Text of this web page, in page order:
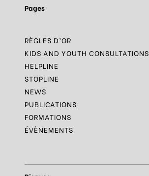
Pages
RÈGLES D’OR
KIDS AND YOUTH CONSULTATIONS
HELPLINE
STOPLINE
NEWS
PUBLICATIONS
FORMATIONS
ÉVÈNEMENTS